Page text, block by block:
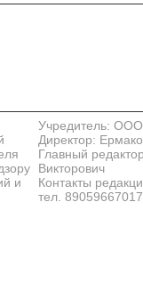
и
Учредитель:
Директор:
Главный
Викторович
Контакты
тел. 89059667017